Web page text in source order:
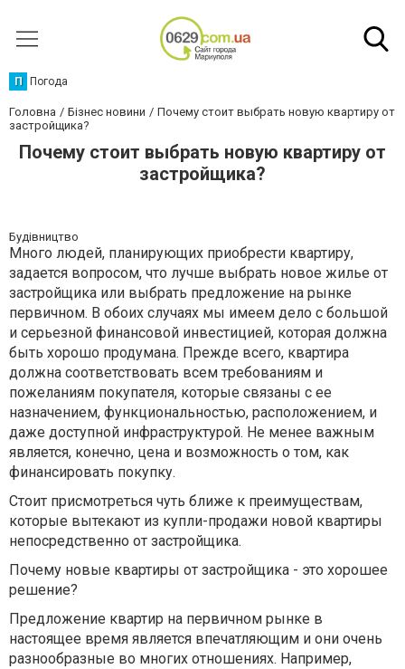
П Погода
Головна Бізнес новини
Почему стоит выбрать новую квартиру от
застройщика?
Почему стоит выбрать новую квартиру от
застройщика?
Будівництво
Много людей, планирующих приобрести квартиру,
задается вопросом, что лучше выбрать новое жилье от
застройщика или выбрать предложение на рынке
первичном. В обоих случаях мы имеем дело с большой
и серьезной финансовой инвестицией, которая должна
быть хорошо продумана. Прежде всего, квартира
должна соответствовать всем требованиям и
пожеланиям покупателя, которые связаны с ее
назначением, функциональностью, расположением, и
даже доступной инфраструктурой. Не менее важным
является, конечно, цена и возможность о том, как
финансировать покупку.
Стоит присмотреться чуть ближе к преимуществам,
которые вытекают из купли-продажи новой квартиры
непосредственно от застройщика.
Почему новые квартиры от застройщика - это хорошее
решение?
Предложение квартир на первичном рынке в
настоящее время является впечатляющим и они очень
разнообразные во многих отношениях. Например,